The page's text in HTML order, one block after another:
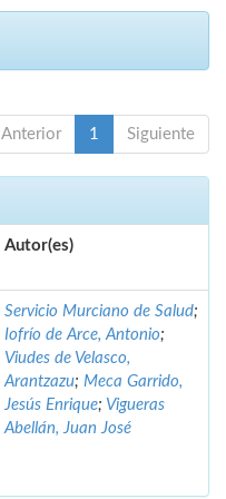
Anterior 1 Siguiente
Autor(es)
Servicio Murciano de Salud;
Iofrío de Arce, Antonio;
Viudes de Velasco,
Arantzazu; Meca Garrido,
Jesús Enrique; Vigueras
Abellán, Juan José